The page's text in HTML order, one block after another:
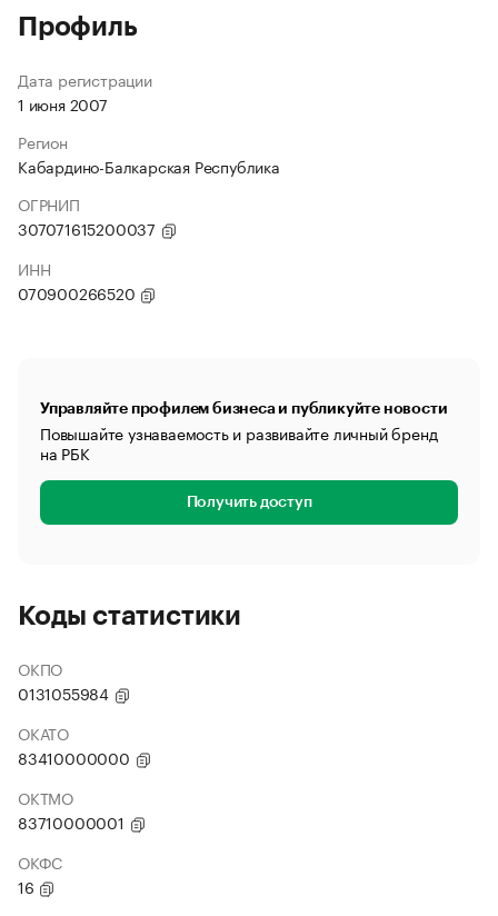
Профиль
Дата регистрации
1 июня 2007
Регион
Кабардино-Балкарская Республика
ОГРНИП
307071615200037
ИНН
070900266520
Управляйте профилем бизнеса и публикуйте новости
Повышайте узнаваемость и развивайте личный бренд
на РБК
Получить доступ
Коды статистики
ОКПО
0131055984
ОКАТО
83410000000
ОКТМО
83710000001
ОКФС
16